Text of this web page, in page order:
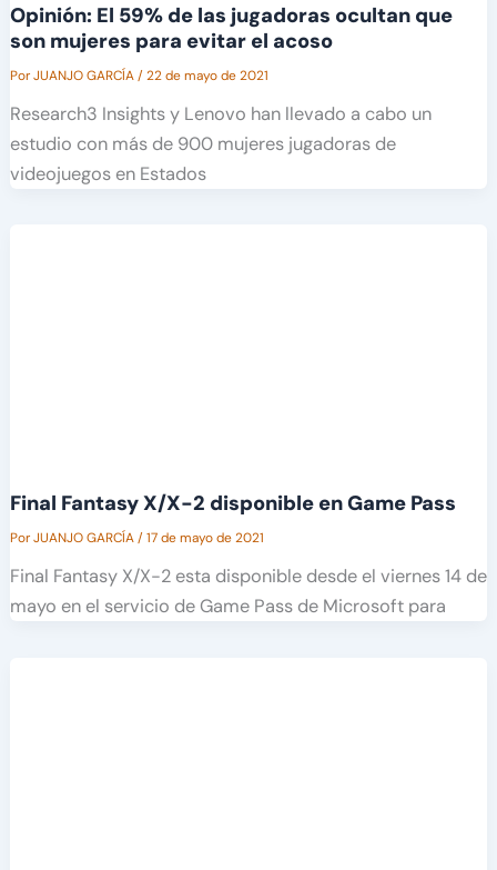
Opinión: El 59% de las jugadoras ocultan que
son mujeres para evitar el acoso
PorJUANJO GARCÍA/22 de mayo de 2021
Research3 Insights y Lenovo han llevado a cabo un
estudio con más de 900 mujeres jugadoras de
videojuegos en Estados
Final Fantasy X/X-2 disponible en Game Pass
PorJUANJO GARCÍA/17 de mayo de 2021
Final Fantasy X/X-2 esta disponible desde el viernes 14 de
mayo en el servicio de Game Pass de Microsoft para